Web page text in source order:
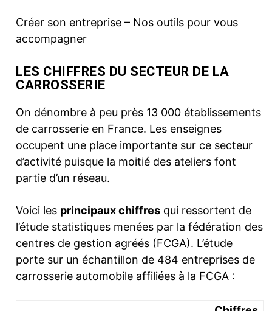
Créer son entreprise – Nos outils pour vous
accompagner
LES CHIFFRES DU SECTEUR DE LA
CARROSSERIE
On dénombre à peu près 13 000 établissements
de carrosserie en France. Les enseignes
occupent une place importante sur ce secteur
d’activité puisque la moitié des ateliers font
partie d’un réseau.
Voici les principaux chiffres qui ressortent de
l’étude statistiques menées par la fédération des
centres de gestion agréés (FCGA). L’étude
porte sur un échantillon de 484 entreprises de
carrosserie automobile affiliées à la FCGA :